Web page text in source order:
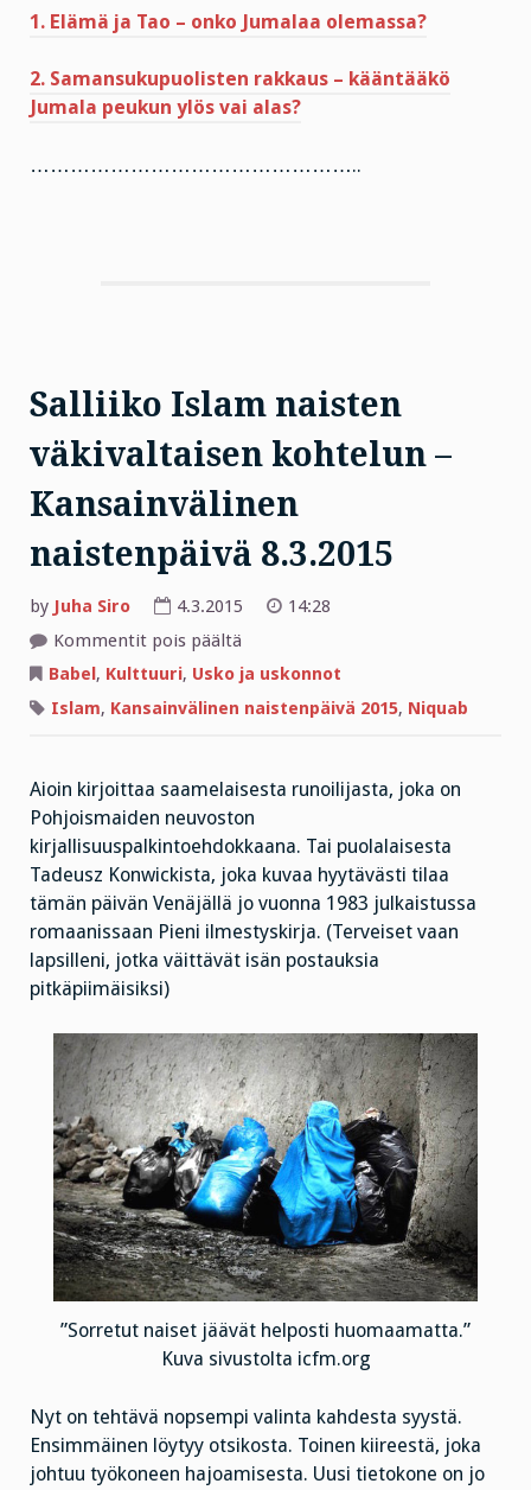
1. Elämä ja Tao – onko Jumalaa olemassa?
2. Samansukupuolisten rakkaus – kääntääkö
Jumala peukun ylös vai alas?
…………………………………………..
Salliiko Islam naisten
väkivaltaisen kohtelun –
Kansainvälinen
naistenpäivä 8.3.2015
by Juha Siro 4.3.2015
14:28
Kommentit pois päältä
Islam
naisten
väkivaltaisen
kohtelun
8.3.2015
Babel , Kulttuuri, Usko ja uskonnot
Islam, Kansainvälinen naistenpäivä 2015, Niquab
Aioin kirjoittaa saamelaisesta runoilijasta, joka on
Pohjoismaiden neuvoston
kirjallisuuspalkintoehdokkaana. Tai puolalaisesta
Tadeusz Konwickista, joka kuvaa hyytävästi tilaa
tämän päivän Venäjällä jo vuonna 1983 julkaistussa
romaanissaan Pieni ilmestyskirja. (Terveiset vaan
lapsilleni, jotka väittävät isän postauksia
pitkäpiimäisiksi)
”Sorretut naiset jäävät helposti huomaamatta.”
Kuva sivustolta icfm.org
Nyt on tehtävä nopsempi valinta kahdesta syystä.
Ensimmäinen löytyy otsikosta. Toinen kiireestä, joka
johtuu työkoneen hajoamisesta. Uusi tietokone on jo